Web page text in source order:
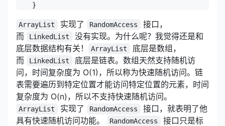
    }
ArrayList 实现了 RandomAccess
接口，
而
LinkedList
没有实现。为什么呢？我觉得还是和
底层数据结构有关！
ArrayList
底层是数组，
而
LinkedList
底层是链表。数组天然支持随机访
问，时间复杂度为 O(1)，所以称为快速随机访问。链
表需要遍历到特定位置才能访问特定位置的元素，时间
复杂度为 O(n)，所以不支持快速随机访问。
ArrayList 实现了 RandomAccess
接口，就表明了他
具有快速随机访问功能。
RandomAccess
接口只是标